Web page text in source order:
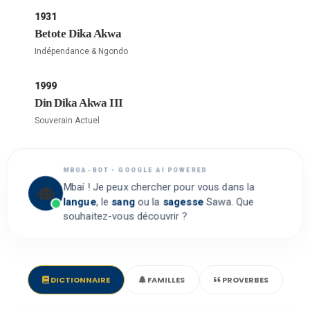
1931
Betote Dika Akwa
Indépendance & Ngondo
1999
Din Dika Akwa III
Souverain Actuel
MBOA-BOT • GOOGLE AI POWERED
Mbaí ! Je peux chercher pour vous dans la
langue, le sangou la sagesse Sawa. Que
souhaitez-vous découvrir ?
DICTIONNAIRE FAMILLES PROVERBES